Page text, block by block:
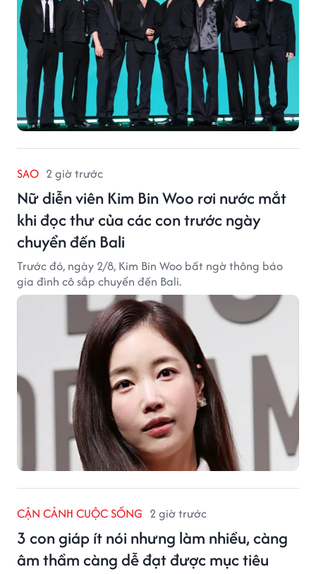
SAO 2 giờ trước
Nữ diễn viên Kim Bin Woo rơi nước mắt
khi đọc thư của các con trước ngày
chuyển đến Bali
Trước đó, ngày 2/8, Kim Bin Woo bất ngờ thông báo
gia đình cô sắp chuyển đến Bali.
CẬN CẢNH CUỘC SỐNG 2 giờ trước
3 con giáp ít nói nhưng làm nhiều, càng
âm thầm càng dễ đạt được mục tiêu